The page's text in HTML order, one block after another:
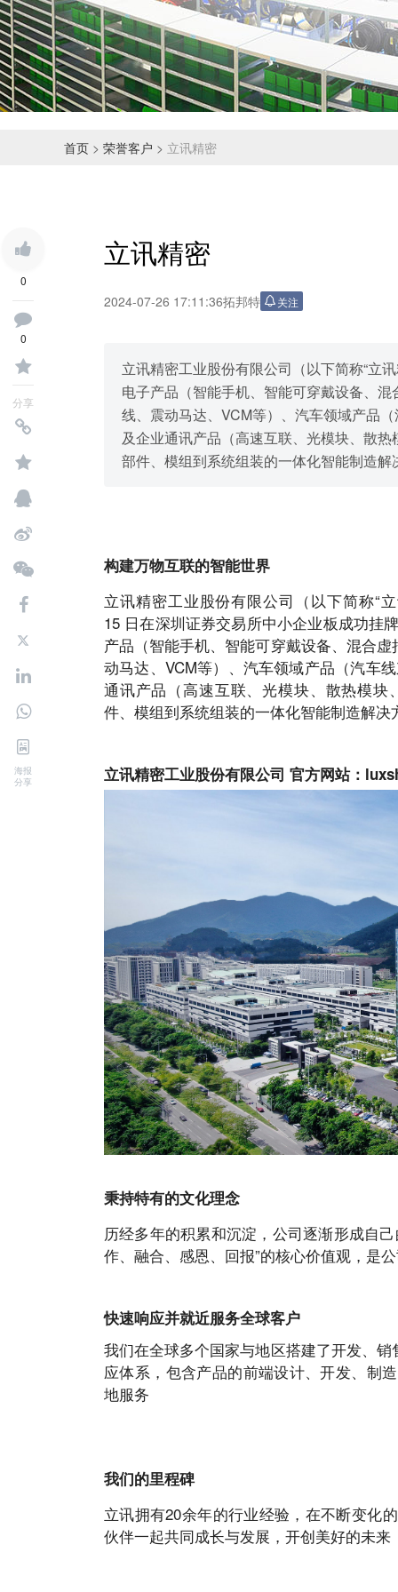
首页 > 荣誉客户 > 立讯精密
0
0
分享
海报
分享
立讯精密
2024-07-26 17:11:36拓邦特 关注
立讯精密工业股份有限公司（以下简称“立
电子产品（智能手机、智能可穿戴设备、
线、震动马达、VCM等）、汽车领域产品
及企业通讯产品（高速互联、光模块、散
部件、模组到系统组装的一体化智能制造解
构建万物互联的智能世界
立讯精密工业股份有限公司（以下简称“
15 日在深圳证券交易所中小企业板成功挂
产品（智能手机、智能可穿戴设备、混合
动马达、VCM等）、汽车领域产品（汽车
通讯产品（高速互联、光模块、散热模
件、模组到系统组装的一体化智能制造解决
立讯精密工业股份有限公司 官方网站：
秉持特有的文化理念
历经多年的积累和沉淀，公司逐渐形成自
作、融合、感恩、回报”的核心价值观，是
快速响应并就近服务全球客户
我们在全球多个国家与地区搭建了开发、
应体系，包含产品的前端设计、开发、制
地服务
我们的里程碑
立讯拥有20余年的行业经验，在不断变化
伙伴一起共同成长与发展，开创美好的未来